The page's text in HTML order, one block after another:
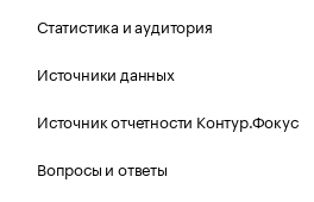
Статистика и аудитория
Источники данных
Источник отчетности Контур.Фокус
Вопросы и ответы